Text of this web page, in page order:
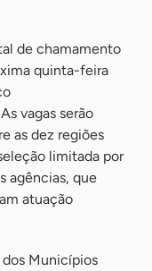
de chamamento
quinta-feira
vagas serão
as dez regiões
limitada por
agências, que
atuação
Municípios